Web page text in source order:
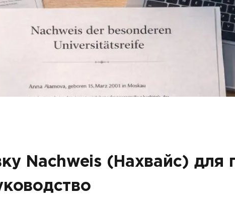
Другое
Nachweis (Нахвайс) для